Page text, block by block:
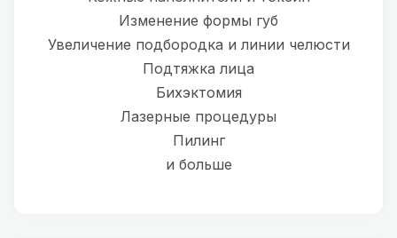
Изменение формы губ
Увеличение подбородка и линии челюсти
Подтяжка лица
Бихэктомия
Лазерные процедуры
Пилинг
и больше